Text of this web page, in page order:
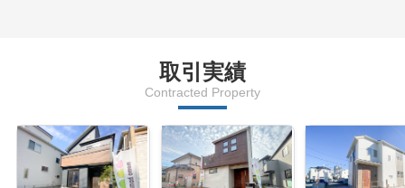
取引実績
Contracted Property